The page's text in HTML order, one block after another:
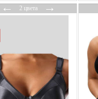
←2 цвета→